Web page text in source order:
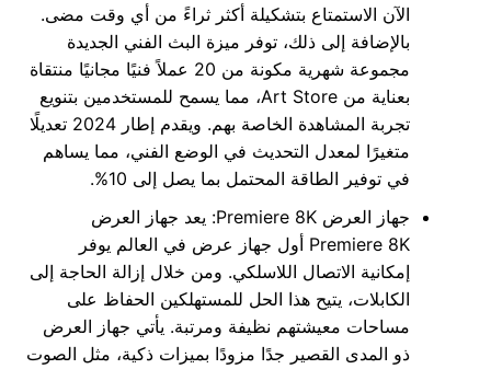
الآن الاستمتاع بتشكيلة أكثر ثراءً من أي وقت مضى.
بالإضافة إلى ذلك، توفر ميزة البث الفني الجديدة
مجموعة شهرية مكونة من 20 عملاً فنيًا مجانيًا منتقاة
بعناية من Art Store، مما يسمح للمستخدمين بتنويع
تجربة المشاهدة الخاصة بهم. ويقدم إطار 2024 تعديلًا
متغيرًا لمعدل التحديث في الوضع الفني، مما يساهم
في توفير الطاقة المحتمل بما يصل إلى 10%.
جهاز العرض Premiere 8K: يعد جهاز العرض
Premiere 8K أول جهاز عرض في العالم يوفر
إمكانية الاتصال اللاسلكي. ومن خلال إزالة الحاجة إلى
الكابلات، يتيح هذا الحل للمستهلكين الحفاظ على
مساحات معيشتهم نظيفة ومرتبة. يأتي جهاز العرض
ذو المدى القصير جدًا مزودًا بميزات ذكية، مثل الصوت